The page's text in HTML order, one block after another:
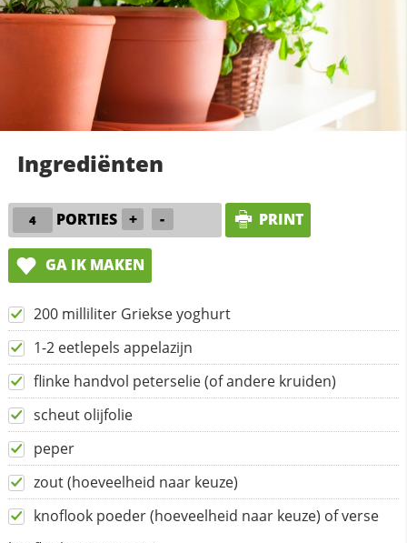
Ingrediënten
PORTIES + - PRINT
GA IK MAKEN
200 milliliter Griekse yoghurt
1-2 eetlepels appelazijn
flinke handvol peterselie (of andere kruiden)
scheut olijfolie
peper
zout (hoeveelheid naar keuze)
knoflook poeder (hoeveelheid naar keuze) of verse